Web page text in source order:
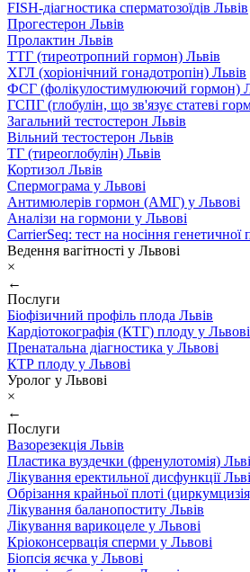
FISH-діагностика сперматозоїдів Львів
Прогестерон Львів
Пролактин Львів
ТТГ (тиреотропний гормон) Львів
ХГЛ (хоріонічний гонадотропін) Львів
ФСГ (фолікулостимулюючий гормон)
ГСПГ (глобулін, що зв'язує статеві
Загальний тестостерон Львів
Вільний тестостерон Львів
ТГ (тиреоглобулін) Львів
Кортизол Львів
Спермограма у Львові
Антимюлерів гормон (АМГ) у Львові
Аналізи на гормони у Львові
CarrierSeq: тест на носіння генетичної
Ведення вагітності у Львові
×
←
Послуги
Біофізичний профіль плода Львів
Кардіотокографія (КТГ) плоду у Львові
Пренатальна діагностика у Львові
КТР плоду у Львові
Уролог у Львові
×
←
Послуги
Вазорезекція Львів
Пластика вуздечки (френулотомія)
Лікування еректильної дисфункції
Обрізання крайньої плоті
Лікування баланопоститу Львів
Лікування варикоцеле у Львові
Кріоконсервація сперми у Львові
Біопсія яєчка у Львові